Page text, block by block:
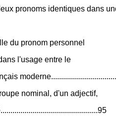
pronoms identiques dans
du pronom personnel
l'usage entre le
nominal, d'un adjectif,